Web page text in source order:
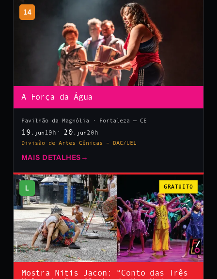
14
A Força da Água
Pavilhão da Magnólia · Fortaleza — CE
19 .jun 19h 20 .jun20h
Divisão de Artes Cênicas – DAC/UEL
MAIS DETALHES →
L GRATUITO
Mostra Nitis Jacon: “Conto das Três